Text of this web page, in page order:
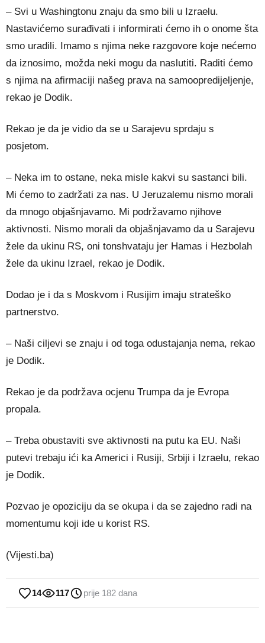
– Svi u Washingtonu znaju da smo bili u Izraelu.
Nastavićemo surađivati i informirati ćemo ih o onome šta
smo uradili. Imamo s njima neke razgovore koje nećemo
da iznosimo, možda neki mogu da naslutiti. Raditi ćemo
s njima na afirmaciji našeg prava na samoopredijeljenje,
rekao je Dodik.
Rekao je da je vidio da se u Sarajevu sprdaju s
posjetom.
– Neka im to ostane, neka misle kakvi su sastanci bili.
Mi ćemo to zadržati za nas. U Jeruzalemu nismo morali
da mnogo objašnjavamo. Mi podržavamo njihove
aktivnosti. Nismo morali da objašnjavamo da u Sarajevu
žele da ukinu RS, oni tonshvataju jer Hamas i Hezbolah
žele da ukinu Izrael, rekao je Dodik.
Dodao je i da s Moskvom i Rusijim imaju strateško
partnerstvo.
– Naši ciljevi se znaju i od toga odustajanja nema, rekao
je Dodik.
Rekao je da podržava ocjenu Trumpa da je Evropa
propala.
– Treba obustaviti sve aktivnosti na putu ka EU. Naši
putevi trebaju ići ka Americi i Rusiji, Srbiji i Izraelu, rekao
je Dodik.
Pozvao je opoziciju da se okupa i da se zajedno radi na
momentumu koji ide u korist RS.
(Vijesti.ba)
14 117 prije 182 dana